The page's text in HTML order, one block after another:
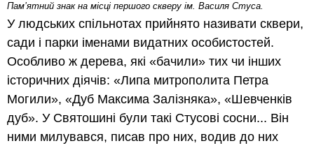
Пам’ятний знак на місці першого скверу ім. Василя Стуса.
У людських спільнотах прийнято називати сквери,
сади і парки іменами видатних особистостей.
Особливо ж дерева, які «бачили» тих чи інших
історичних діячів: «Липа митрополита Петра
Могили», «Дуб Максима Залізняка», «Шевченків
дуб». У Святошині були такі Стусові сосни... Він
ними милувався, писав про них, водив до них